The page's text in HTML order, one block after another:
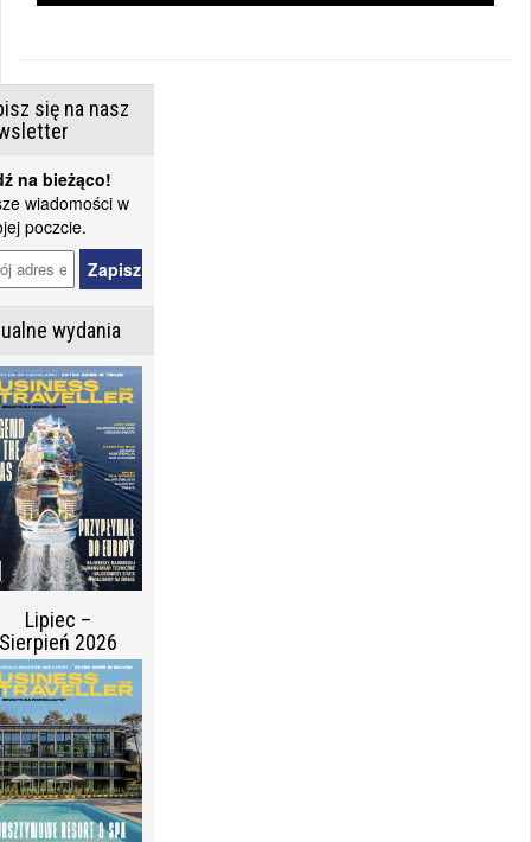
się na nasz
na bieżąco!
wiadomości w
poczcie.
wydania
Lipiec –
2026